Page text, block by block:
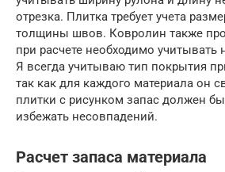
отрезка. Плитка требует учета
толщины швов. Ковролин также
при расчете необходимо учитывать
Я всегда учитываю тип покрытия
так как для каждого материала он
плитки с рисунком запас должен
избежать несовпадений.
Расчет запаса материала